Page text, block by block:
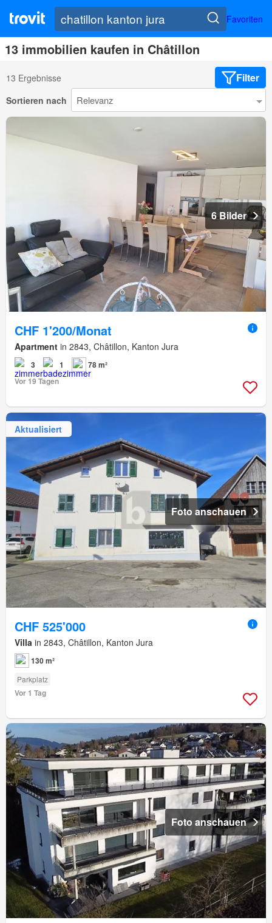
Favoriten
13 immobilien kaufen in Châtillon
13 Ergebnisse Filter
Sortieren nach
6 Bilder
CHF 1'200/Monat
Apartment in 2843, Châtillon, Kanton Jura
3 1
78 m²
Vor 19 Tagen
Aktualisiert
Foto anschauen
CHF 525'000
Villa in 2843, Châtillon, Kanton Jura
130 m²
Parkplatz
Vor 1 Tag
Foto anschauen